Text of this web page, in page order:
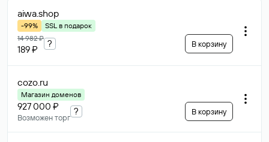
aiwa.shop
-99%
SSL в подарок
14 982 ₽
189 ₽
? В корзину
cozo.ru
Магазин доменов
927 000 ₽
Возможен торг
? В корзину